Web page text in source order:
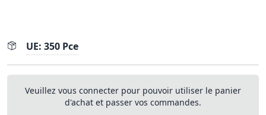
UE: 350 Pce
Veuillez vous connecter pour pouvoir utiliser le panier
d'achat et passer vos commandes.